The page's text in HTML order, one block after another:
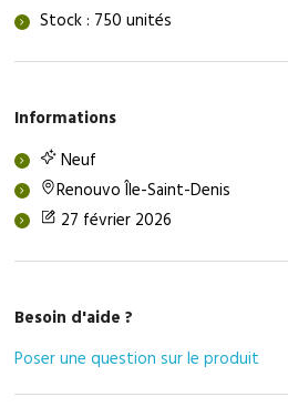
Stock : 750 unités
Informations
Neuf
Renouvo Île-Saint-Denis
27 février 2026
Besoin d'aide ?
Poser une question sur le produit